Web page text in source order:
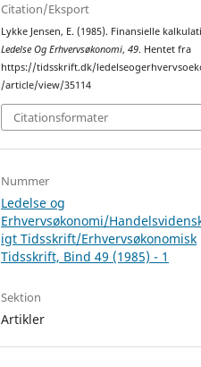
Citation/Eksport
Lykke Jensen, E. (1985). Finansielle
Ledelse Og Erhvervsøkonomi,49. Hentet fra
https://tidsskrift.dk/
/article/view/35114
Citationsformater
Nummer
Ledelse og
Erhvervsøkonomi/
igt Tidsskrift/Erhvervsøkonomisk
Tidsskrift, Bind 49 (1985) - 1
Sektion
Artikler